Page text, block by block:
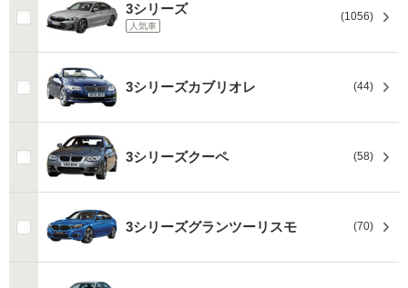
3シリーズ
人気車
(1056)
3シリーズカブリオレ (44)
3シリーズクーペ (58)
3シリーズグランツーリスモ (70)